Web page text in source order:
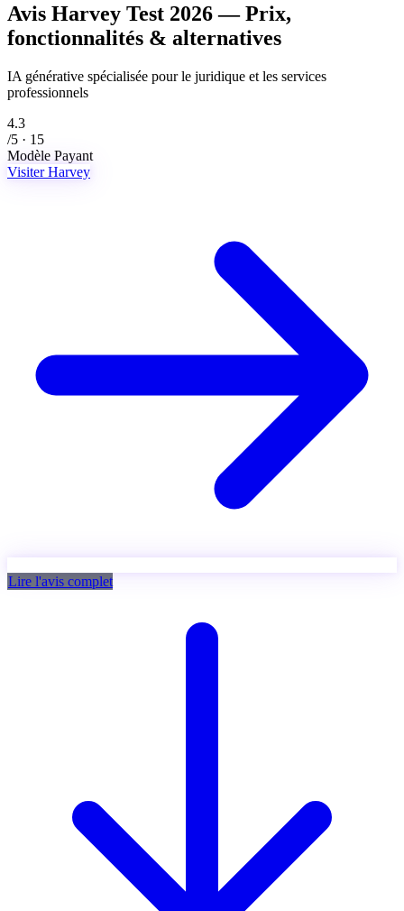
Avis Harvey Test 2026 — Prix,
fonctionnalités & alternatives
IA générative spécialisée pour le juridique et les services
professionnels
4.3
/5 · 15
Modèle Payant
Visiter Harvey
Lire l'avis complet